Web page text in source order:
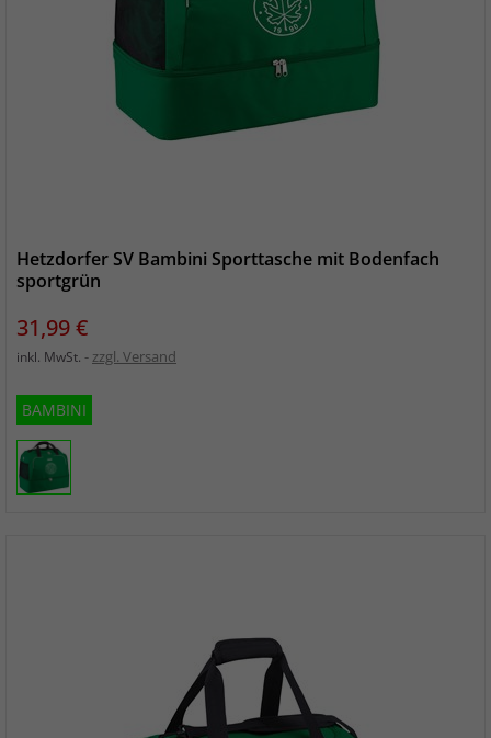
Hetzdorfer SV Bambini Sporttasche mit Bodenfach
sportgrün
Preis
31,99 €
inkl. MwSt. zzgl. Versand
BAMBINI